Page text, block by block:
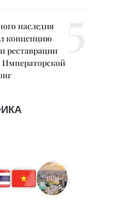
наследия
концепцию
реставрации
Императорской